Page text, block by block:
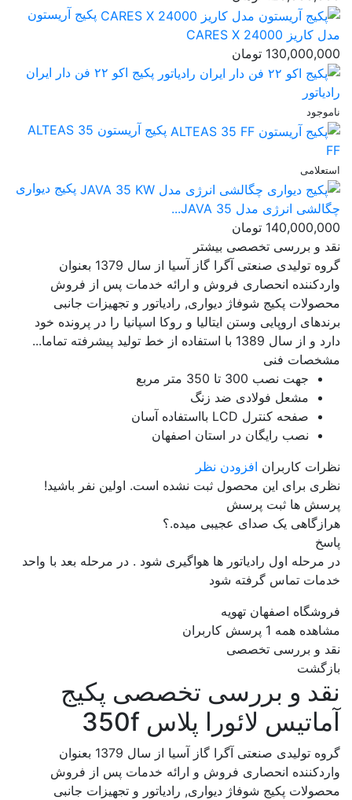
پکیج آریستون
مدل کاریز CARES X 24000
130,000,000 تومان
پکیج اکو ۲۲ فن دار ایران
رادیاتور
ناموجود
پکیج آریستون ALTEAS 35
FF
استعلامی
پکیج دیواری
چگالشی انرژی مدل JAVA 35...
140,000,000 تومان
نقد و بررسی تخصصی بیشتر
گروه تولیدی صنعتی آگرا گاز آسیا از سال 1379 بعنوان
واردکننده انحصاری فروش و ارائه خدمات پس از فروش
محصولات پکیج شوفاژ دیواری, رادیاتور و تجهیزات جانبی
برندهای اروپایی وستن ایتالیا و روکا اسپانیا را در پرونده خود
دارد و از سال 1389 با استفاده از خط تولید پیشرفته تماما...
مشخصات فنی
جهت نصب 300 تا 350 متر مربع
مشعل فولادی ضد زنگ
صفحه کنترل LCD بااستفاده آسان
نصب رایگان در استان اصفهان
نظرات کاربران افزودن نظر
نظری برای این محصول ثبت نشده است. اولین نفر باشید!
پرسش ها ثبت پرسش
هرازگاهی یک صدای عجیبی میده.؟
پاسخ
در مرحله اول رادیاتور ها هواگیری شود . در مرحله بعد با واحد
خدمات تماس گرفته شود
فروشگاه اصفهان تهویه
مشاهده همه 1 پرسش کاربران
نقد و بررسی تخصصی
بازگشت
نقد و بررسی تخصصی پکیج
آماتیس لائورا پلاس 350f
گروه تولیدی صنعتی آگرا گاز آسیا از سال 1379 بعنوان
واردکننده انحصاری فروش و ارائه خدمات پس از فروش
محصولات پکیج شوفاژ دیواری, رادیاتور و تجهیزات جانبی